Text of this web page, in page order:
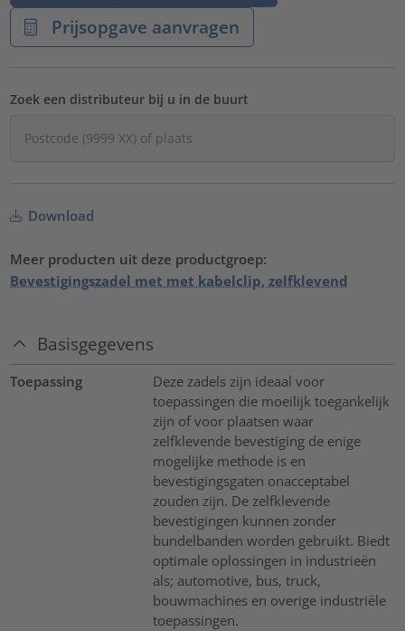
Prijsopgave aanvragen
Zoek een distributeur bij u in de buurt
Download
Meer producten uit deze productgroep:
Bevestigingszadel met met kabelclip, zelfklevend
Basisgegevens
Toepassing
Deze zadels zijn ideaal voor
toepassingen die moeilijk toegankelijk
zijn of voor plaatsen waar
zelfklevende bevestiging de enige
mogelijke methode is en
bevestigingsgaten onacceptabel
zouden zijn. De zelfklevende
bevestigingen kunnen zonder
bundelbanden worden gebruikt. Biedt
optimale oplossingen in industrieën
als; automotive, bus, truck,
bouwmachines en overige industriële
toepassingen.